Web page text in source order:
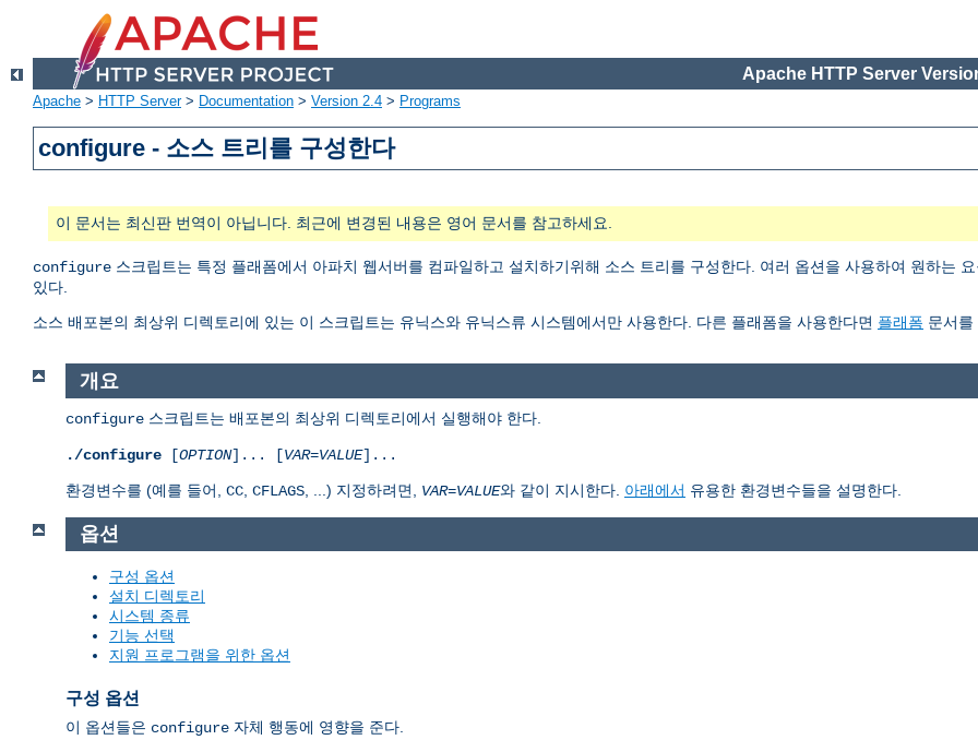
Apache HTTP Server
Apache > HTTP Server> Documentation > Version 2.4 > Programs
configure - 소스 트리를 구성한다
이 문서는 최신판 번역이 아닙니다. 최근에 변경된 내용은 영어 문서를 참고하세요.
configure 스크립트는 특정 플래폼에서 아파치 웹서버를 컴파일하고 설치하기위해 소스 트리를 구성한다. 여러 옵션을 사용하여 원하는
있다.
소스 배포본의 최상위 디렉토리에 있는 이 스크립트는 유닉스와 유닉스류 시스템에서만 사용한다. 다른 플래폼을 사용한다면 플래폼 문서를
개요
configure 스크립트는 배포본의 최상위 디렉토리에서 실행해야 한다.
./configure [OPTION]... [VAR=VALUE]...
환경변수를 (예를 들어, CC CFLAGS , ...) 지정하려면, VAR=VALUE와 같이 지시한다. 아래에서 유용한 환경변수들을 설명한다.
옵션
구성 옵션
설치 디렉토리
시스템 종류
기능 선택
지원 프로그램을 위한 옵션
구성 옵션
이 옵션들은 configure 자체 행동에 영향을 준다.